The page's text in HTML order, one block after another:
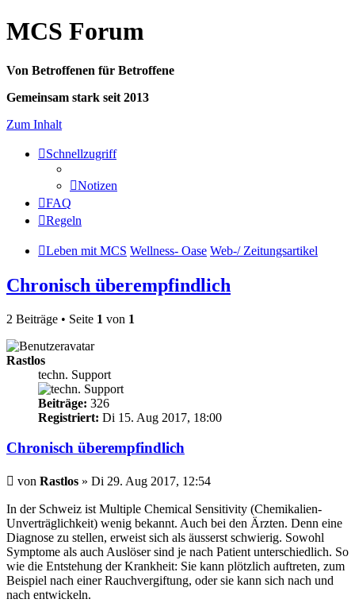
MCS Forum
Von Betroffenen für Betroffene
Gemeinsam stark seit 2013
Zum Inhalt
Schnellzugriff
Notizen
FAQ
Regeln
Leben mit MCS Wellness- Oase Web-/ Zeitungsartikel
Chronisch überempfindlich
2 Beiträge • Seite 1 von 1
Rastlos
techn. Support
Beiträge: 326
Registriert: Di 15. Aug 2017, 18:00
Chronisch überempfindlich
Beitrag
von Rastlos » Di 29. Aug 2017, 12:54
In der Schweiz ist Multiple Chemical Sensitivity (Chemikalien-
Unverträglichkeit) wenig bekannt. Auch bei den Ärzten. Denn eine
Diagnose zu stellen, erweist sich als äusserst schwierig. Sowohl
Symptome als auch Auslöser sind je nach Patient unterschiedlich. So
wie die Entstehung der Krankheit: Sie kann plötzlich auftreten, zum
Beispiel nach einer Rauchvergiftung, oder sie kann sich nach und
nach entwickeln.